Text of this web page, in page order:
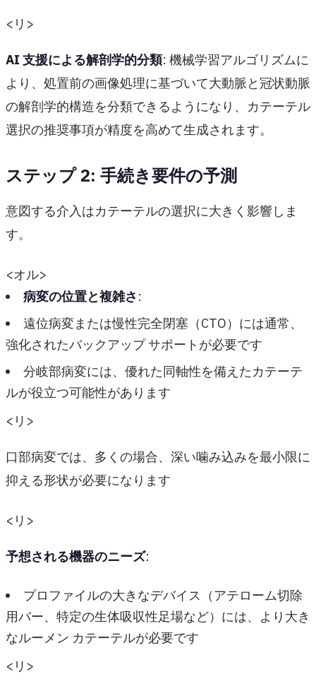
<リ>
AI 支援による解剖学的分類: 機械学習アルゴリズムに
より、処置前の画像処理に基づいて大動脈と冠状動脈
の解剖学的構造を分類できるようになり、カテーテル
選択の推奨事項が精度を高めて生成されます。
ステップ 2: 手続き要件の予測
意図する介入はカテーテルの選択に大きく影響しま
す。
<オル>
病変の位置と複雑さ :
遠位病変または慢性完全閉塞（CTO）には通常、
強化されたバックアップ サポートが必要です
分岐部病変には、優れた同軸性を備えたカテーテ
ルが役立つ可能性があります
<リ>
口部病変では、多くの場合、深い噛み込みを最小限に
抑える形状が必要になります
<リ>
予想される機器のニーズ:
プロファイルの大きなデバイス（アテローム切除
用バー、特定の生体吸収性足場など）には、より大き
なルーメン カテーテルが必要です
<リ>